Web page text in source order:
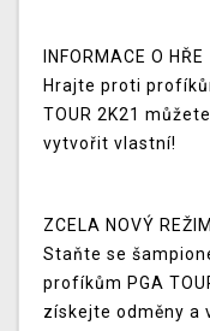
INFORMACE O HŘE
Hrajte proti
TOUR 2K21
vytvořit vlastní!
ZCELA NOVÝ
Staňte se
profíkům PGA
získejte odměny a